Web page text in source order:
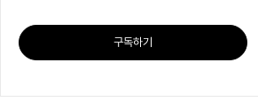
구독하기